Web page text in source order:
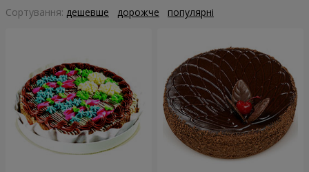
Сортування: дешевше дорожче популярні